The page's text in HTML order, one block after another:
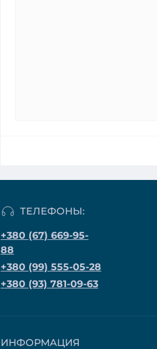
ТЕЛЕФОНЫ:
+380 (67) 669-95-
88
+380 (99) 555-05-28
+380 (93) 781-09-63
ИНФОРМАЦИЯ